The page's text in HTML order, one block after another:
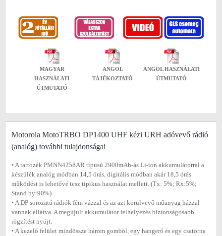
MAGYAR
HASZNÁLATI
ÚTMUTATÓ
ANGOL
TÁJÉKOZTATÓ
ANGOL HASZNÁLATI
ÚTMUTATÓ
Motorola MotoTRBO DP1400 UHF kézi URH adóvevő rádió
(analóg) további tulajdonságai
• A tartozék PMNN4258AR típusú 2900mAh-ás Li-ion akkumulátorral a
készülék analóg módban 14,5 órás, digitális módban akár 18,5 órás
működést is lehetővé tesz tipikus használat mellett. (Tx: 5%; Rx:5%;
Stand by:90%)
• A DP sorozatú rádiók fém vázzal és az azt körülvevő műanyag házzal
vannak ellátva. A megújult akkumulátor felhelyezés biztonságosabb
rögzítést nyújt.
• A kezelő felület mindössze három gomból, egy hangerő és egy csatorna